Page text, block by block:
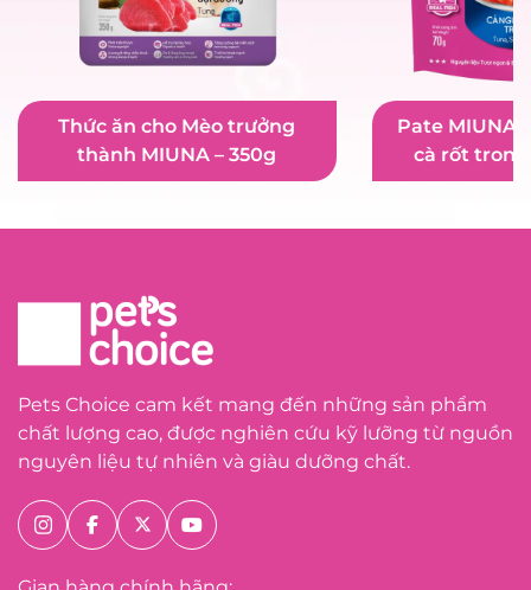
Thức ăn cho Mèo trưởng
thành MIUNA – 350g
Pate MIUNA
cà rốt
Pets Choice cam kết mang đến những sản phẩm
chất lượng cao, được nghiên cứu kỹ lưỡng từ nguồn
nguyên liệu tự nhiên và giàu dưỡng chất.